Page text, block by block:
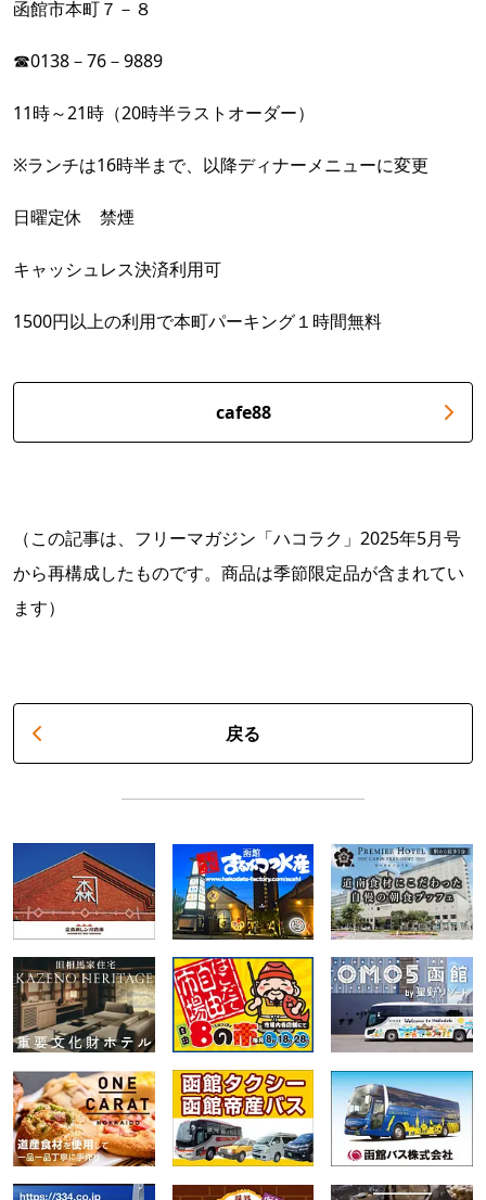
函館市本町７－８
☎0138－76－9889
11時～21時（20時半ラストオーダー）
※ランチは16時半まで、以降ディナーメニューに変更
日曜定休 禁煙
キャッシュレス決済利用可
1500円以上の利用で本町パーキング１時間無料
cafe88
（この記事は、フリーマガジン「ハコラク」2025年5月号
から再構成したものです。商品は季節限定品が含まれてい
ます）
戻る